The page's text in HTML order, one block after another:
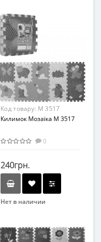
Возраст
от 3 лет
Материал
Фом
Код товару: M 3517
Килимок Мозаїка M 3517
0
240грн.
Нет в наличии
Возраст